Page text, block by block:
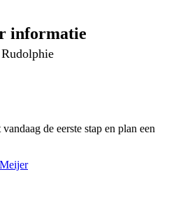
informatie
de eerste stap en plan een